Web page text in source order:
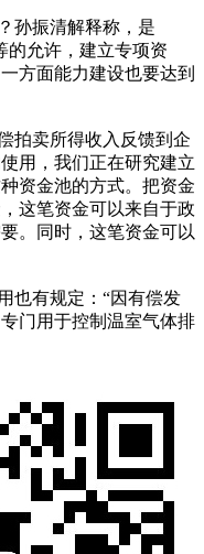
振清解释称，是
的允许，建立专项资
方面能力建设也要达到
卖所得收入反馈到企
用，我们正在研究建立
资金池的方式。把资金
这笔资金可以来自于政
。同时，这笔资金可以
有规定：“因有偿发
门用于控制温室气体排